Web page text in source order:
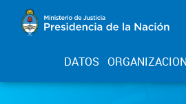
DATOS